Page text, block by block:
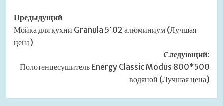
Навигация
записи
Предыдущий
Мойка для кухни Granula 5102 алюминиум (Лучшая
цена)
Следующий:
Полотенцесушитель Energy Classic Modus 800*500
водяной (Лучшая цена)